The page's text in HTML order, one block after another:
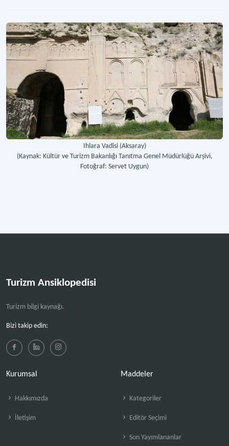
Doğu Anadolu Turizmi Geliştirme Projesi (Datur)
Kuzeydoğu Anadolu Bölgesinde doğal ve kültürel zenginlikleri koruyarak
Aziz Mercurius Yeraltı Şehri ve Kilisesi
-Aksaray’daki Tarihi Yeraltı Şehri ve Kilise Yapısı
Ihlara Vadisi (Aksaray)
(Kaynak: Kültür ve Turizm Bakanlığı Tanıtma Genel Müdürlüğü Arşivi,
Fotoğraf: Servet Uygun)
Turizm Ansiklopedisi
Turizm bilgi kaynağı.
Bizi takip edin:
Kurumsal
Hakkımızda
İletişim
Maddeler
Kategoriler
Editör Seçimi
Son Yayımlananlar